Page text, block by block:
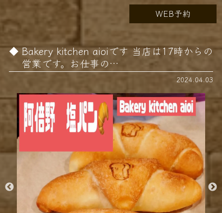
WEB予約
Bakery kitchen aioiです 当店は17時からの
営業です。お仕事の…
2024.04.03